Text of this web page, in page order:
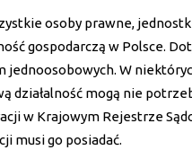
osoby prawne,
gospodarczą w Polsce.
jednoosobowych. W
działalność mogą nie
w Krajowym Rejestrze
musi go posiadać.